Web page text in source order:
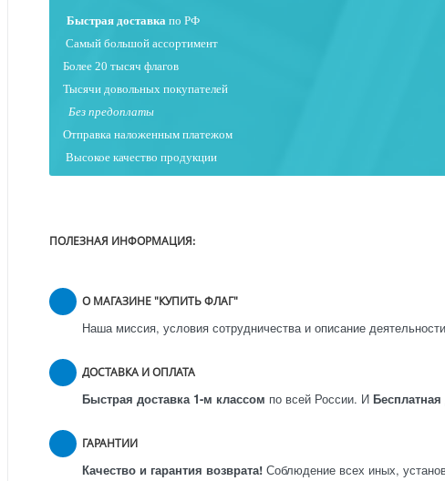
Быстрая доставка по РФ
Самый большой ассортимент
Более 20 тысяч флагов
Тысячи довольных покупателей
Без предоплаты
Отправка наложенным платежом
Высокое качество продукции
ПОЛЕЗНАЯ ИНФОРМАЦИЯ:
О МАГАЗИНЕ "КУПИТЬ ФЛАГ"
Наша миссия, условия сотрудничества и описание
ДОСТАВКА И ОПЛАТА
Быстрая доставка 1-м классом по всей России. И Бесплатная
ГАРАНТИИ
Качество и гарантия возврата! Соблюдение всех иных,